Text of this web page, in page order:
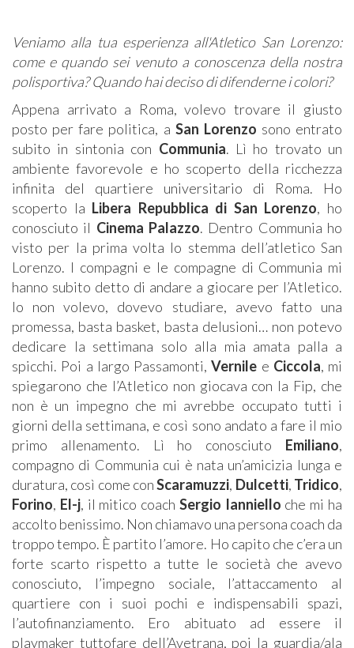
Veniamo alla tua esperienza all'Atletico San Lorenzo:
come e quando sei venuto a conoscenza della nostra
polisportiva? Quando hai deciso di difenderne i colori?
Appena arrivato a Roma, volevo trovare il giusto
posto per fare politica, a San Lorenzo sono entrato
subito in sintonia con Communia. Lì ho trovato un
ambiente favorevole e ho scoperto della ricchezza
infinita del quartiere universitario di Roma. Ho
scoperto la Libera Repubblica di San Lorenzo, ho
conosciuto il Cinema Palazzo. Dentro Communia ho
visto per la prima volta lo stemma dell’atletico San
Lorenzo. I compagni e le compagne di Communia mi
hanno subito detto di andare a giocare per l’Atletico.
Io non volevo, dovevo studiare, avevo fatto una
promessa, basta basket, basta delusioni… non potevo
dedicare la settimana solo alla mia amata palla a
spicchi. Poi a largo Passamonti,Vernile e Ciccola, mi
spiegarono che l’Atletico non giocava con la Fip, che
non è un impegno che mi avrebbe occupato tutti i
giorni della settimana, e così sono andato a fare il mio
primo allenamento. Lì ho conosciuto Emiliano,
compagno di Communia cui è nata un’amicizia lunga e
duratura, così come conScaramuzzi, Dulcetti, Tridico,
Forino, El-j, il mitico coach Sergio Ianniello che mi ha
accolto benissimo. Non chiamavo una persona coach da
troppo tempo. È partito l’amore. Ho capito che c’era un
forte scarto rispetto a tutte le società che avevo
conosciuto, l’impegno sociale, l’attaccamento al
quartiere con i suoi pochi e indispensabili spazi,
l’autofinanziamento. Ero abituato ad essere il
playmaker tuttofare dell’Avetrana, poi la guardia/ala